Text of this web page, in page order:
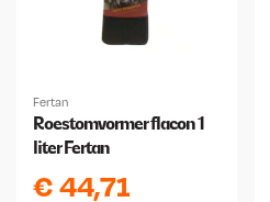
Fertan
Roestomvormer flacon 1
liter Fertan
€44,71